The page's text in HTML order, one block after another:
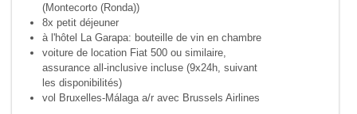
(Montecorto (Ronda))
8x petit déjeuner
à l'hôtel La Garapa: bouteille de vin en chambre
voiture de location Fiat 500 ou similaire,
assurance all-inclusive incluse (9x24h, suivant
les disponibilités)
vol Bruxelles-Málaga a/r avec Brussels Airlines